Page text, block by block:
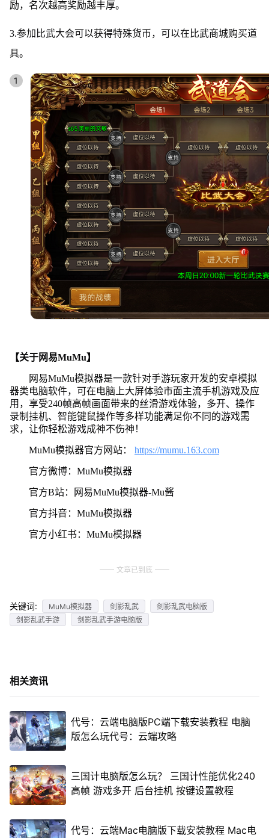
励，名次越高奖励越丰厚。
3.参加比武大会可以获得特殊货币，可以在比武商城购买道
具。
【关于网易MuMu】
网易MuMu模拟器是一款针对手游玩家开发的安卓模拟
器类电脑软件，可在电脑上大屏体验市面主流手机游戏及应
用，享受240帧高帧画面带来的丝滑游戏体验，多开、操作
录制挂机、智能键鼠操作等多样功能满足你不同的游戏需
求，让你轻松游戏成神不伤神！
MuMu模拟器官方网站： https://mumu.163.com
官方微博：MuMu模拟器
官方B站：网易MuMu模拟器-Mu酱
官方抖音：MuMu模拟器
官方小红书：MuMu模拟器
文章已到底
关键词: MuMu模拟器 剑影乱武
剑影乱武电脑版
剑影乱武手游
剑影乱武手游电脑版
相关资讯
代号：云端电脑版PC端下载安装教程 电脑
版怎么玩代号：云端攻略
三国计电脑版怎么玩？ 三国计性能优化240
高帧 游戏多开 后台挂机 按键设置教程
代号：云端Mac电脑版下载安装教程 Mac电